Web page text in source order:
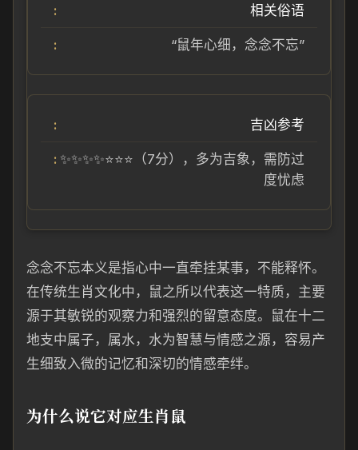
相关俗语
“鼠年心细，念念不忘”
吉凶参考
✨✨✨✨⭐⭐⭐（7分），多为吉象，需防过
度忧虑
念念不忘本义是指心中一直牵挂某事，不能释怀。
在传统生肖文化中，鼠之所以代表这一特质，主要
源于其敏锐的观察力和强烈的留意态度。鼠在十二
地支中属子，属水，水为智慧与情感之源，容易产
生细致入微的记忆和深切的情感牵绊。
为什么说它对应生肖鼠